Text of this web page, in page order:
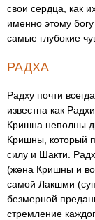
свои сердца, как
именно этому
самые глубокие
РАДХА
Радху почти
известна как
Кришна неполны
Кришны, который
силу и Шакти.
(жена Кришны и
самой Лакшми
безмерной
стремление